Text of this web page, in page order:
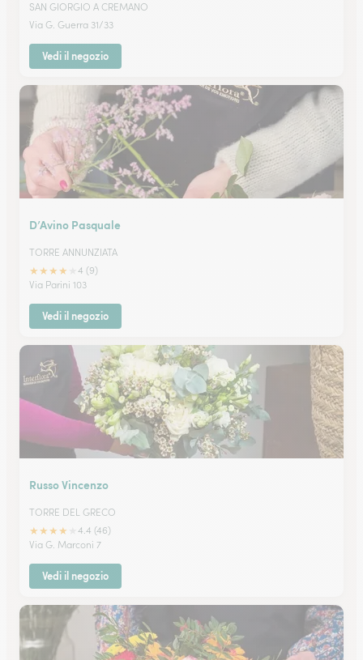
SAN GIORGIO A CREMANO
Via G. Guerra 31/33
Vedi il negozio
D’Avino Pasquale
TORRE ANNUNZIATA
★★★★
4 (9)
Via Parini 103
Vedi il negozio
Russo Vincenzo
TORRE DEL GRECO
★★★★
4.4 (46)
Via G. Marconi 7
Vedi il negozio